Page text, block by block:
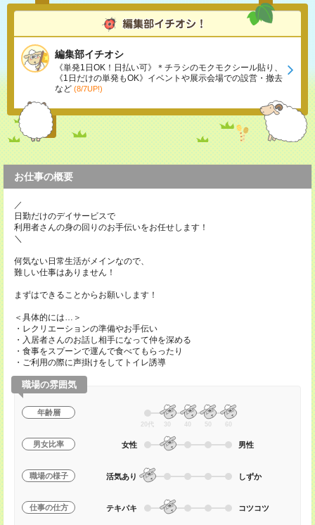
編集部イチオシ
《単発1日OK！日払い可》＊チラシのモクモクシール貼り、
《1日だけの単発もOK》イベントや展示会場での設営・撤去
など (8/7UP!)
お仕事の概要
／
日勤だけのデイサービスで
利用者さんの身の回りのお手伝いをお任せします！
＼
何気ない日常生活がメインなので、
難しい仕事はありません！
まずはできることからお願いします！
＜具体的には…＞
・レクリエーションの準備やお手伝い
・入居者さんのお話し相手になって仲を深める
・食事をスプーンで運んで食べてもらったり
・ご利用の際に声掛けをしてトイレ誘導
職場の雰囲気
年齢層
20代 30 40 50 60
男女比率 女性 男性
職場の様子 活気あり しずか
仕事の仕方 テキパキ コツコツ